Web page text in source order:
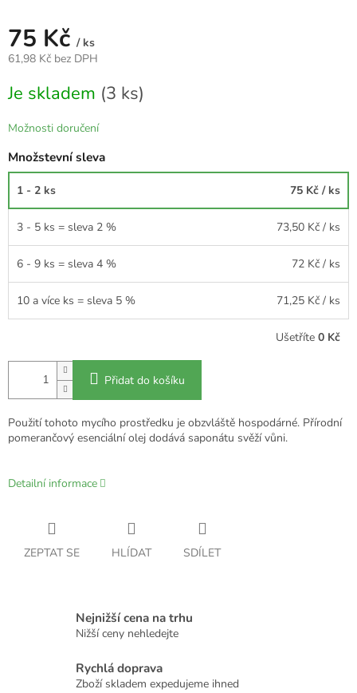
75 Kč / ks
61,98 Kč bez DPH
cena:
Je skladem (3 ks)
Možnosti doručení
Množstevní sleva
1 - 2 ks 75 Kč / ks
3 - 5 ks = sleva 2 % 73,50 Kč / ks
6 - 9 ks = sleva 4 % 72 Kč / ks
10 a více ks = sleva 5 % 71,25 Kč / ks
Ušetříte 0 Kč
Přidat do košíku
Použití tohoto mycího prostředku je obzvláště hospodárné. Přírodní
pomerančový esenciální olej dodává saponátu svěží vůni.
Detailní informace
ZEPTAT SE HLÍDAT SDÍLET
Nejnižší cena na trhu
Nižší ceny nehledejte
Rychlá doprava
Zboží skladem expedujeme ihned